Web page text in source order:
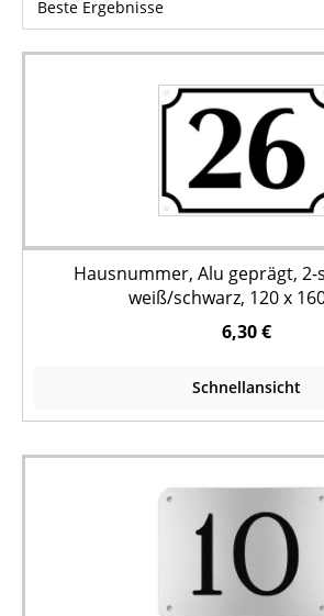
Hausnummer, Alu geprägt, 2-
weiß/schwarz, 120 x
6,30 €
Schnellansicht